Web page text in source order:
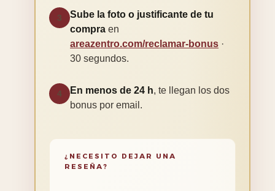
3
Sube la foto o justificante de tu
compra en
areazentro.com/reclamar-bonus ·
30 segundos.
4 En menos de 24 h, te llegan los dos
bonus por email.
¿NECESITO DEJAR UNA
RESEÑA?